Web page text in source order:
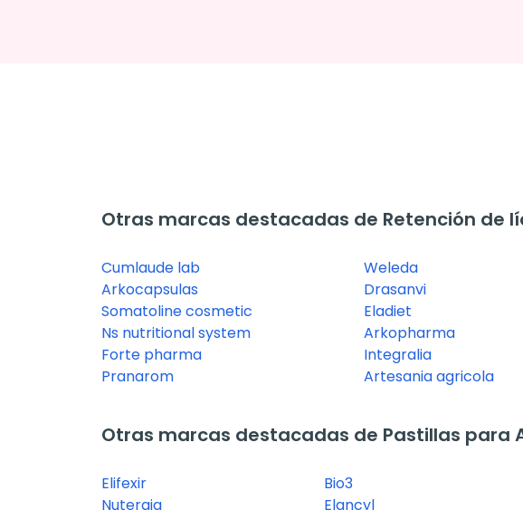
Otras marcas destacadas de Retención de
Cumlaude lab
Arkocapsulas
Somatoline cosmetic
Ns nutritional system
Forte pharma
Pranarom
Weleda
Drasanvi
Eladiet
Arkopharma
Integralia
Artesania agricola
Otras marcas destacadas de Pastillas para
Elifexir
Nutergia
Bio3
Elancyl